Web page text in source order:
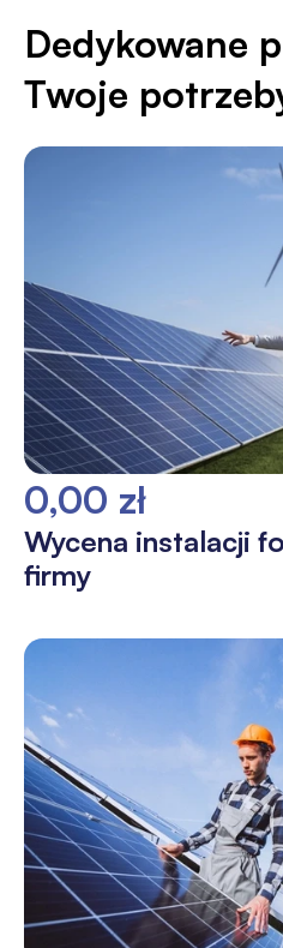
Dedykowane
Twoje
0,00 zł
Wycena instalacji
firmy